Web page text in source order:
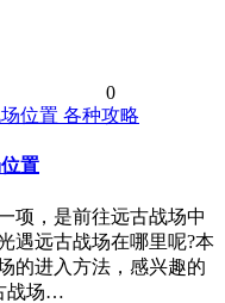
0
各种攻略
置
项，是前往远古战场中
遇远古战场在哪里呢?本
的进入方法，感兴趣的
战场…